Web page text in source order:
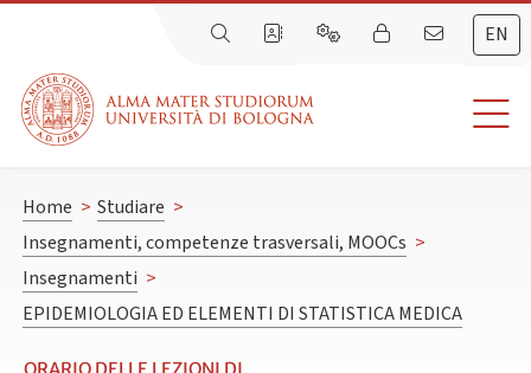
EN
Home > Studiare >
Insegnamenti, competenze trasversali, MOOCs >
Insegnamenti >
EPIDEMIOLOGIA ED ELEMENTI DI STATISTICA MEDICA